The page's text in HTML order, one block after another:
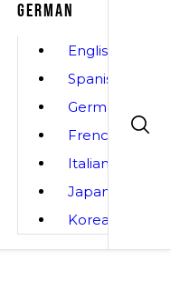
GERMAN
English
Spanish
German
French
Italian
Japanese
Korean